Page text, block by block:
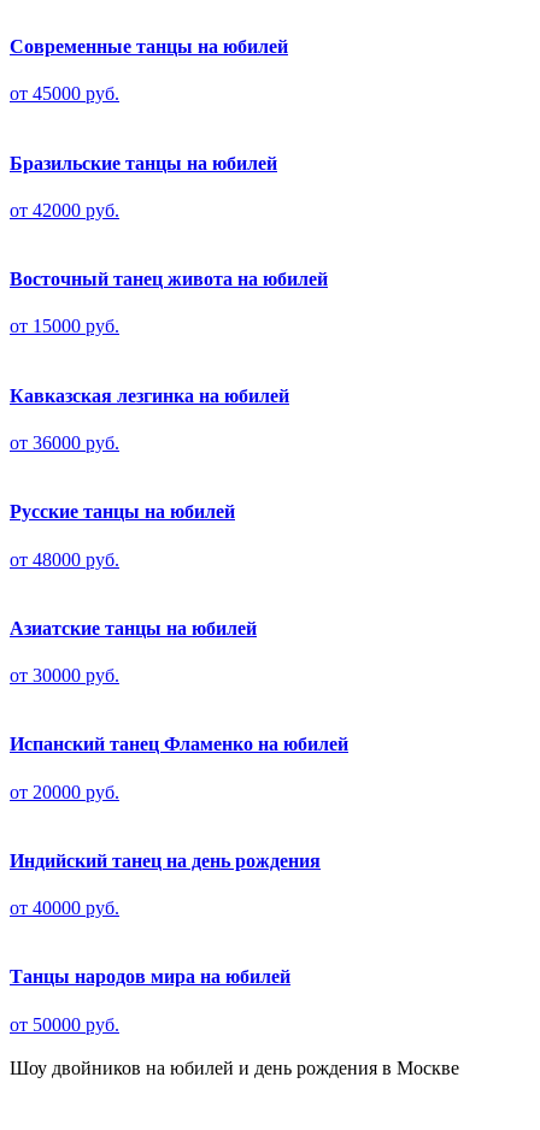
Современные танцы на юбилей
от 45000 руб.
Бразильские танцы на юбилей
от 42000 руб.
Восточный танец живота на юбилей
от 15000 руб.
Кавказская лезгинка на юбилей
от 36000 руб.
Русские танцы на юбилей
от 48000 руб.
Азиатские танцы на юбилей
от 30000 руб.
Испанский танец Фламенко на юбилей
от 20000 руб.
Индийский танец на день рождения
от 40000 руб.
Танцы народов мира на юбилей
от 50000 руб.
Шоу двойников на юбилей и день рождения в Москве